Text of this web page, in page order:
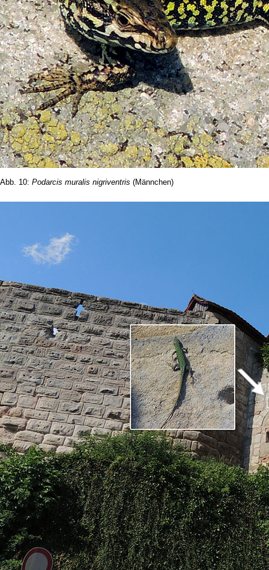
Abb. 10: Podarcis muralis nigriventris (Männchen)